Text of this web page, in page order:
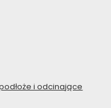
i odcinające